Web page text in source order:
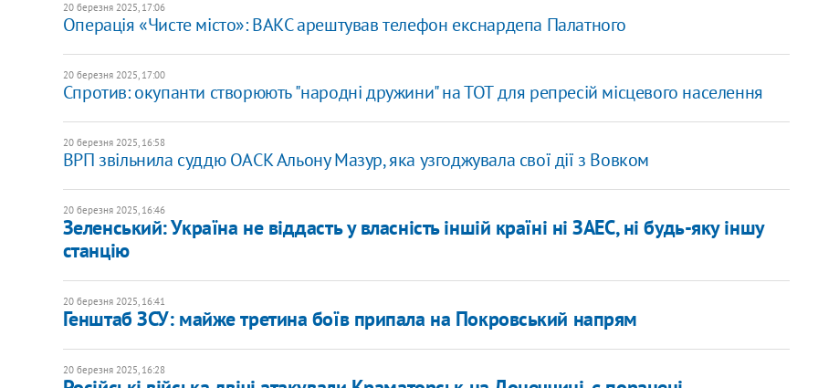
20 березня 2025, 17:06
Операція «Чисте місто»: ВАКС арештував телефон екснардепа Палатного
20 березня 2025, 17:00
Спротив: окупанти створюють "народні дружини" на ТОТ для репресій місцевого населення
20 березня 2025, 16:58
ВРП звільнила суддю ОАСК Альону Мазур, яка узгоджувала свої дії з Вовком
20 березня 2025, 16:46
Зеленський: Україна не віддасть у власність іншій країні ні ЗАЕС, ні будь-яку іншу
станцію
20 березня 2025, 16:41
Генштаб ЗСУ: майже третина боїв припала на Покровський напрям
20 березня 2025, 16:28